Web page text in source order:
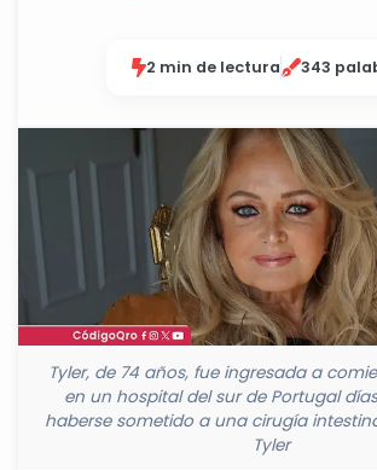
2 min de lectura 343
Tyler, de 74 años, fue ingresada a
en un hospital del sur de Portugal
haberse sometido a una cirugía
Tyler